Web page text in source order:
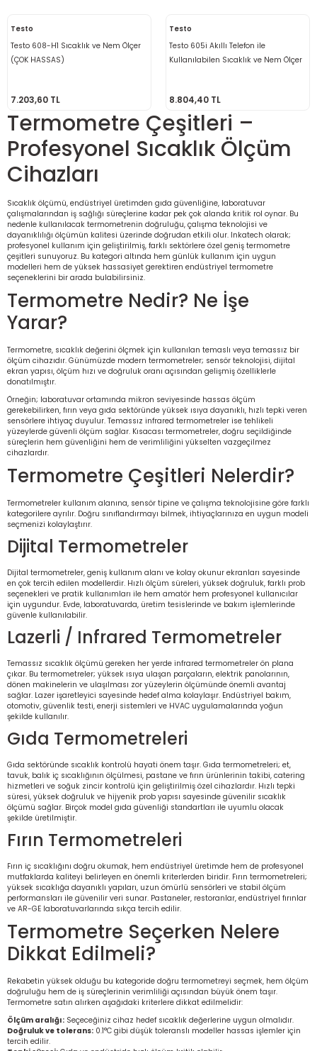
Testo
Testo 608-H1 Sıcaklık ve Nem Ölçer
(ÇOK HASSAS)
7.203,60 TL
Testo
Testo 605i Akıllı Telefon ile
Kullanılabilen Sıcaklık ve Nem Ölçer
8.804,40 TL
Termometre Çeşitleri –
Profesyonel Sıcaklık Ölçüm
Cihazları
Sıcaklık ölçümü, endüstriyel üretimden gıda güvenliğine, laboratuvar
çalışmalarından iş sağlığı süreçlerine kadar pek çok alanda kritik rol oynar. Bu
nedenle kullanılacak termometrenin doğruluğu, çalışma teknolojisi ve
dayanıklılığı ölçümün kalitesi üzerinde doğrudan etkili olur. Inkatech olarak;
profesyonel kullanım için geliştirilmiş, farklı sektörlere özel geniş termometre
çeşitleri sunuyoruz. Bu kategori altında hem günlük kullanım için uygun
modelleri hem de yüksek hassasiyet gerektiren endüstriyel termometre
seçeneklerini bir arada bulabilirsiniz.
Termometre Nedir? Ne İşe
Yarar?
Termometre, sıcaklık değerini ölçmek için kullanılan temaslı veya temassız bir
ölçüm cihazıdır. Günümüzde modern termometreler; sensör teknolojisi, dijital
ekran yapısı, ölçüm hızı ve doğruluk oranı açısından gelişmiş özelliklerle
donatılmıştır.
Örneğin; laboratuvar ortamında mikron seviyesinde hassas ölçüm
gerekebilirken, fırın veya gıda sektöründe yüksek ısıya dayanıklı, hızlı tepki veren
sensörlere ihtiyaç duyulur. Temassız infrared termometreler ise tehlikeli
yüzeylerde güvenli ölçüm sağlar. Kısacası termometreler, doğru seçildiğinde
süreçlerin hem güvenliğini hem de verimliliğini yükselten vazgeçilmez
cihazlardır.
Termometre Çeşitleri Nelerdir?
Termometreler kullanım alanına, sensör tipine ve çalışma teknolojisine göre farklı
kategorilere ayrılır. Doğru sınıflandırmayı bilmek, ihtiyaçlarınıza en uygun modeli
seçmenizi kolaylaştırır.
Dijital Termometreler
Dijital termometreler, geniş kullanım alanı ve kolay okunur ekranları sayesinde
en çok tercih edilen modellerdir. Hızlı ölçüm süreleri, yüksek doğruluk, farklı prob
seçenekleri ve pratik kullanımları ile hem amatör hem profesyonel kullanıcılar
için uygundur. Evde, laboratuvarda, üretim tesislerinde ve bakım işlemlerinde
güvenle kullanılabilir.
Lazerli / Infrared Termometreler
Temassız sıcaklık ölçümü gereken her yerde infrared termometreler ön plana
çıkar. Bu termometreler; yüksek ısıya ulaşan parçaların, elektrik panolarının,
dönen makinelerin ve ulaşılması zor yüzeylerin ölçümünde önemli avantaj
sağlar. Lazer işaretleyici sayesinde hedef alma kolaylaşır. Endüstriyel bakım,
otomotiv, güvenlik testi, enerji sistemleri ve HVAC uygulamalarında yoğun
şekilde kullanılır.
Gıda Termometreleri
Gıda sektöründe sıcaklık kontrolü hayati önem taşır. Gıda termometreleri; et,
tavuk, balık iç sıcaklığının ölçülmesi, pastane ve fırın ürünlerinin takibi, catering
hizmetleri ve soğuk zincir kontrolü için geliştirilmiş özel cihazlardır. Hızlı tepki
süresi, yüksek doğruluk ve hijyenik prob yapısı sayesinde güvenilir sıcaklık
ölçümü sağlar. Birçok model gıda güvenliği standartları ile uyumlu olacak
şekilde üretilmiştir.
Fırın Termometreleri
Fırın iç sıcaklığını doğru okumak, hem endüstriyel üretimde hem de profesyonel
mutfaklarda kaliteyi belirleyen en önemli kriterlerden biridir. Fırın termometreleri;
yüksek sıcaklığa dayanıklı yapıları, uzun ömürlü sensörleri ve stabil ölçüm
performansları ile güvenilir veri sunar. Pastaneler, restoranlar, endüstriyel fırınlar
ve AR-GE laboratuvarlarında sıkça tercih edilir.
Termometre Seçerken Nelere
Dikkat Edilmeli?
Rekabetin yüksek olduğu bu kategoride doğru termometreyi seçmek, hem ölçüm
doğruluğu hem de iş süreçlerinin verimliliği açısından büyük önem taşır.
Termometre satın alırken aşağıdaki kriterlere dikkat edilmelidir:
Ölçüm aralığı: Seçeceğiniz cihaz hedef sıcaklık değerlerine uygun olmalıdır.
Doğruluk ve tolerans: 0.1°C gibi düşük toleranslı modeller hassas işlemler için
tercih edilir.